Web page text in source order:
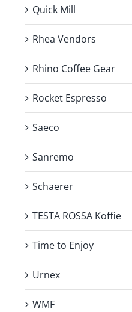
Quick Mill
Rhea Vendors
Rhino Coffee Gear
Rocket Espresso
Saeco
Sanremo
Schaerer
TESTA ROSSA Koffie
Time to Enjoy
Urnex
WMF